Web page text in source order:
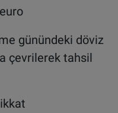
günündeki döviz
çevrilerek tahsil